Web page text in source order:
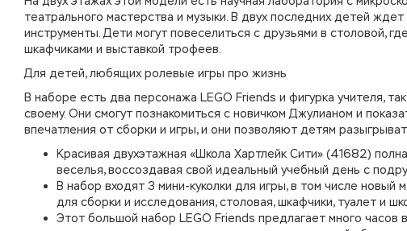
театрального мастерства и музыки. В двух последних детей
инструменты. Дети могут повеселиться с друзьями в столовой,
шкафчиками и выставкой трофеев.
Для детей, любящих ролевые игры про жизнь
В наборе есть два персонажа LEGO Friends и фигурка учителя,
своему. Они смогут познакомиться с новичком Джулианом и
впечатления от сборки и игры, и они позволяют детям
Красивая двухэтажная «Школа Хартлейк Сити» (41682)
веселья, воссоздавая свой идеальный учебный день с
В набор входят 3 мини-куколки для игры, в том числе новый
для сборки и исследования, столовая, шкафчики, туалет и
Этот большой набор LEGO Friends предлагает много